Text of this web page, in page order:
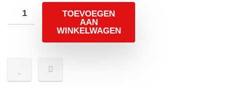
TOEVOEGEN
AAN
WINKELWAGEN